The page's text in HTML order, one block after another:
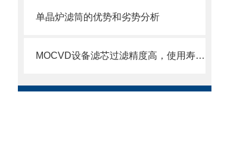
单晶炉滤筒的优势和劣势分析
MOCVD设备滤芯过滤精度高，使用寿命长